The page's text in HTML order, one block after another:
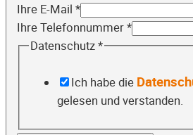
Ihre E-Mail *
Ihre Telefonnummer*
Datenschutz*
Ich habe die
gelesen und verstanden.